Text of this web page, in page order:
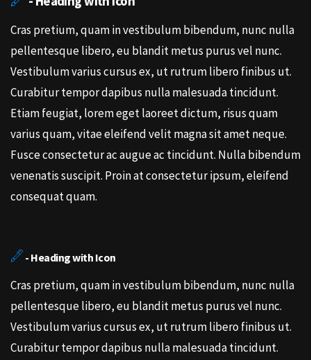
Cras pretium, quam in vestibulum bibendum, nunc nulla
pellentesque libero, eu blandit metus purus vel nunc.
Vestibulum varius cursus ex, ut rutrum libero finibus ut.
Curabitur tempor dapibus nulla malesuada tincidunt.
Etiam feugiat, lorem eget laoreet dictum, risus quam
varius quam, vitae eleifend velit magna sit amet neque.
Fusce consectetur ac augue ac tincidunt. Nulla bibendum
venenatis suscipit. Proin at consectetur ipsum, eleifend
consequat quam.
- Heading with Icon
Cras pretium, quam in vestibulum bibendum, nunc nulla
pellentesque libero, eu blandit metus purus vel nunc.
Vestibulum varius cursus ex, ut rutrum libero finibus ut.
Curabitur tempor dapibus nulla malesuada tincidunt.